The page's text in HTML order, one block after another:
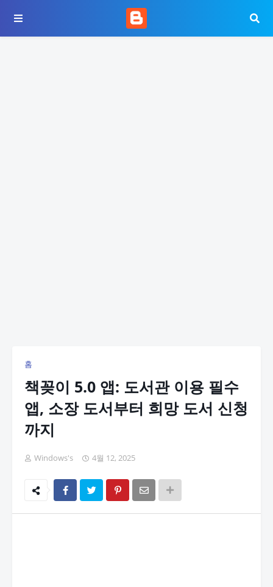
홈
책꽂이 5.0 앱: 도서관 이용 필수
앱, 소장 도서부터 희망 도서 신청
까지
Windows's 4월 12, 2025